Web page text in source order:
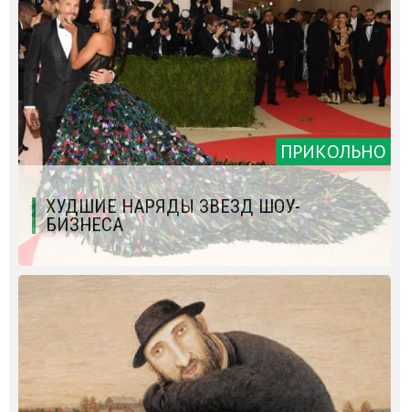
ПРИКОЛЬНО
ХУДШИЕ НАРЯДЫ ЗВЕЗД ШОУ-
БИЗНЕСА